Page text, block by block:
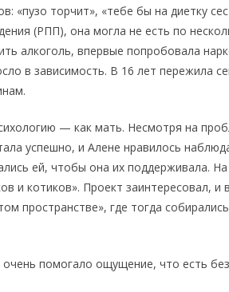
«пузо торчит», «тебе бы на диетку
(РПП), она могла не есть по
алкоголь, впервые попробовала
в зависимость. В 16 лет пережила
— как мать. Несмотря на
успешно, и Алене нравилось
ей, чтобы она их поддерживала.
и котиков». Проект заинтересовал, и
пространстве», где тогда
помогало ощущение, что есть